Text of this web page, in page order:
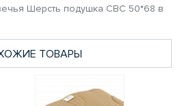
Шерсть подушка СВС 50*68 в
ТОВАРЫ